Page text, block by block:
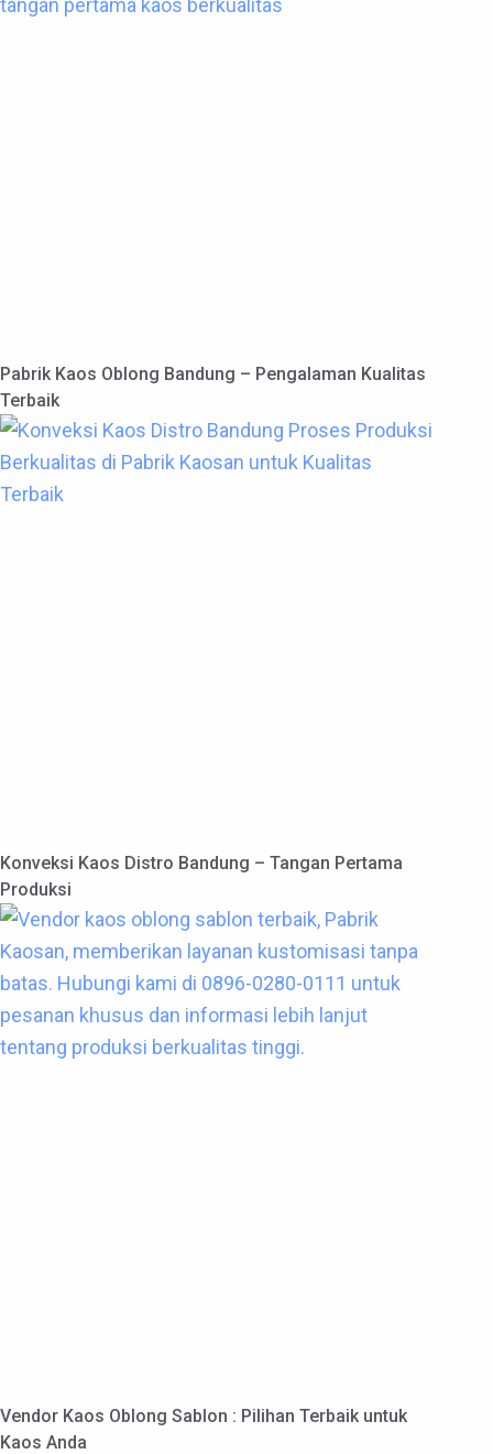
Pabrik Kaos Oblong Bandung – Pengalaman Kualitas
Terbaik
Konveksi Kaos Distro Bandung – Tangan Pertama
Produksi
Vendor Kaos Oblong Sablon : Pilihan Terbaik untuk
Kaos Anda